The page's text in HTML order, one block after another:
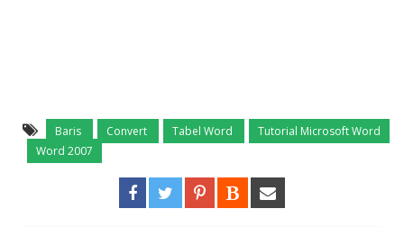
Baris Convert Tabel Word
Tutorial Microsoft Word
Word 2007